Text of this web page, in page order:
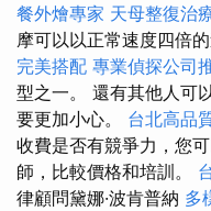
餐外燴專家 天母整復治
摩可以以正常速度四倍
完美搭配 專業偵探公司
型之一。 還有其他人可
要更加小心。 台北高品
收費是否有競爭力，您
師，比較價格和培訓。
律顧問黛娜·波肯普納 多